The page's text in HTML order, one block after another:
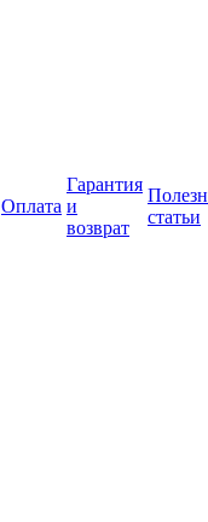
Оплата
Гарантия
и
возврат
статьи